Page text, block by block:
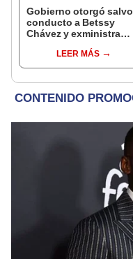
Gobierno otorgó salvo
conducto a Betssy
Chávez y exministra
madrugadaLEER MÁS